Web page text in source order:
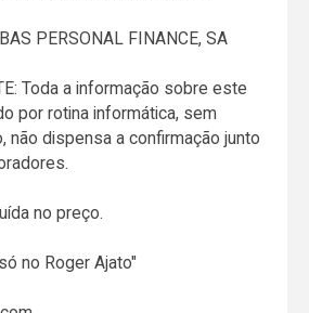
PERSONAL FINANCE, SA
Toda a informação sobre este
por rotina informática, sem
não dispensa a confirmação junto
no preço.
no Roger Ajato"